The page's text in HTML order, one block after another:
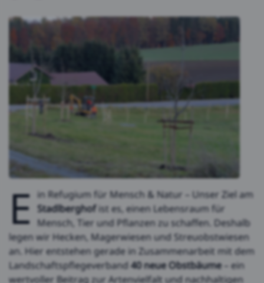
E in Refugium für Mensch & Natur – Unser Ziel am
Stadlberghofist es, einen Lebensraum für
Mensch, Tier und Pflanzen zu schaffen. Deshalb
legen wir Hecken, Magerwiesen und Streuobstwiesen
an. Hier entstehen gerade in Zusammenarbeit mit dem
Landschaftspflegeverband40 neue Obstbäume– ein
wertvoller Beitrag zur Artenvielfalt und nachhaltigen